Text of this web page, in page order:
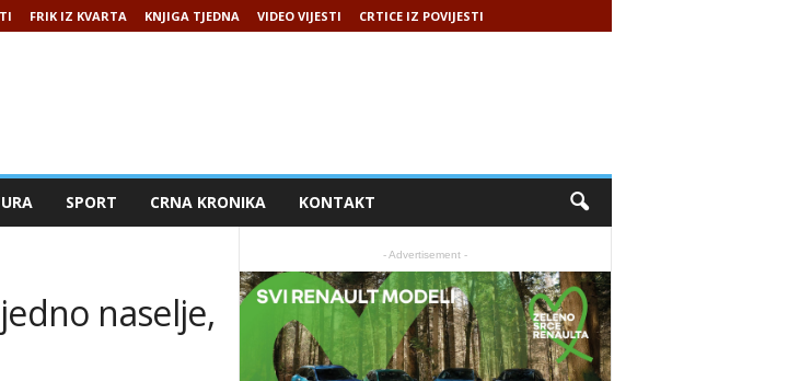
FRIK IZ KVARTA KNJIGA TJEDNA VIDEO VIJESTI CRTICE IZ POVIJESTI
SPORT CRNA KRONIKA KONTAKT
naselje,
- Advertisement -